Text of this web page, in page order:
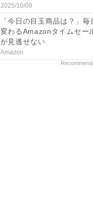
2025/10/09
「今日の目玉商品は？」毎
変わるAmazonタイムセー
が見逃せない
Amazon